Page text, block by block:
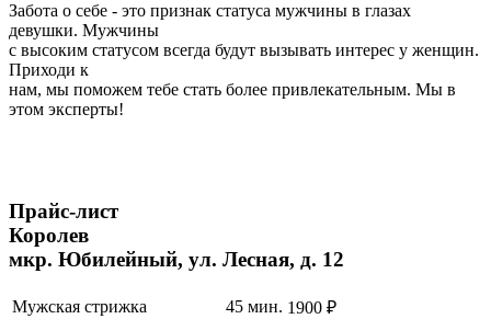
Забота о себе - это признак статуса мужчины в глазах
девушки. Мужчины
с высоким статусом всегда будут вызывать интерес у женщин.
Приходи к
нам, мы поможем тебе стать более привлекательным. Мы в
этом эксперты!
Прайс-лист
Королев
мкр. Юбилейный, ул. Лесная, д. 12
Мужская стрижка 45 мин. 1900 ₽